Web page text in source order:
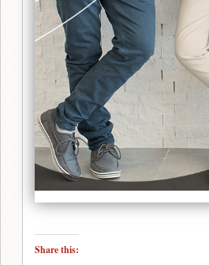
Share this: